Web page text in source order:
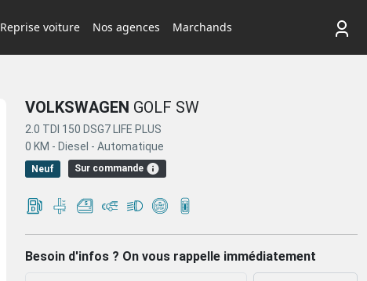
Reprise voiture Nos agences Marchands
VOLKSWAGEN GOLF SW
2.0 TDI 150 DSG7 LIFE PLUS
0 KM - Diesel - Automatique
Neuf Sur commande
Besoin d'infos ? On vous rappelle immédiatement